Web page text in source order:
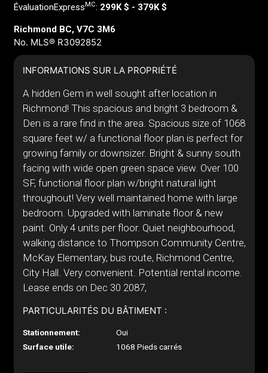
ÉvaluationExpress MC: 299K $ - 379K $
Richmond BC, V7C 3M6
No. MLS® R3092852
INFORMATIONS SUR LA PROPRIÉTÉ
A hidden Gem in well sought after location in
Richmond! This spacious and bright 3 bedroom &
Den is a rare find in the area. Spacious size of 1068
square feet w/ a functional floor plan is perfect for
growing family or downsizer. Bright & sunny south
facing with wide open green space view. Over 100
SF, functional floor plan w/bright natural light
throughout! Very well maintained home with large
bedroom. Upgraded with laminate floor & new
paint. Only 4 units per floor. Quiet neighbourhood,
walking distance to Thompson Community Centre,
McKay Elementary, bus route, Richmond Centre,
City Hall. Very convenient. Potential rental income.
Lease ends on Dec 30 2087,
PARTICULARITÉS DU BÂTIMENT :
Stationnement:
Oui
Surface utile:
1068 Pieds carrés